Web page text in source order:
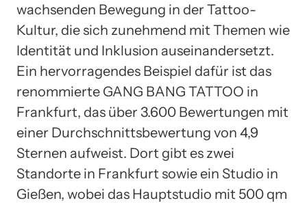
wachsenden Bewegung in der Tattoo-
Kultur, die sich zunehmend mit Themen wie
Identität und Inklusion auseinandersetzt.
Ein hervorragendes Beispiel dafür ist das
renommierte GANG BANG TATTOO in
Frankfurt, das über 3.600 Bewertungen mit
einer Durchschnittsbewertung von 4,9
Sternen aufweist. Dort gibt es zwei
Standorte in Frankfurt sowie ein Studio in
Gießen, wobei das Hauptstudio mit 500 qm